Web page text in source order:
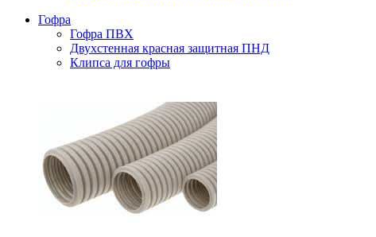
Гофра
Гофра ПВХ
Двухстенная красная защитная ПНД
Клипса для гофры